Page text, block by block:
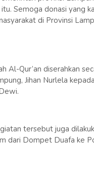
Semoga donasi yang
di Provinsi
Al-Qur’an diserahkan
Jihan Nurlela
tersebut juga
dari Dompet Duafa ke